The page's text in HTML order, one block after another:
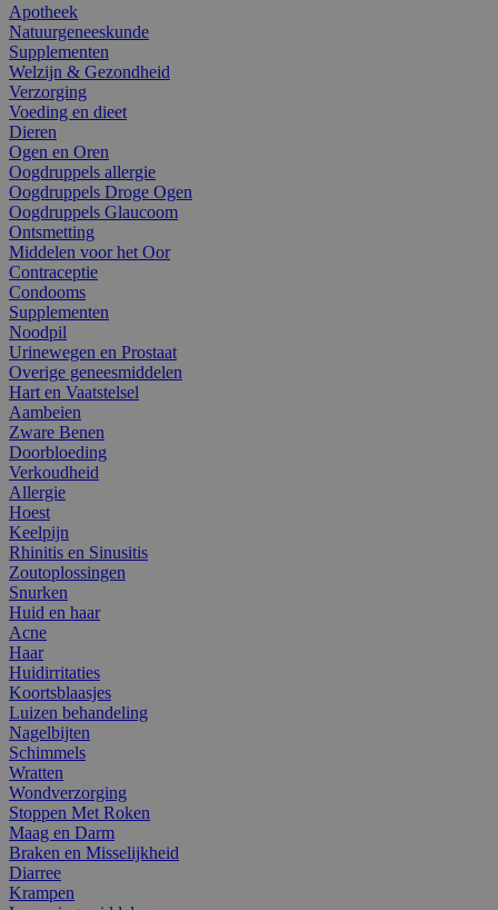
Apotheek
Natuurgeneeskunde
Supplementen
Welzijn & Gezondheid
Verzorging
Voeding en dieet
Dieren
Ogen en Oren
Oogdruppels allergie
Oogdruppels Droge Ogen
Oogdruppels Glaucoom
Ontsmetting
Middelen voor het Oor
Contraceptie
Condooms
Supplementen
Noodpil
Urinewegen en Prostaat
Overige geneesmiddelen
Hart en Vaatstelsel
Aambeien
Zware Benen
Doorbloeding
Verkoudheid
Allergie
Hoest
Keelpijn
Rhinitis en Sinusitis
Zoutoplossingen
Snurken
Huid en haar
Acne
Haar
Huidirritaties
Koortsblaasjes
Luizen behandeling
Nagelbijten
Schimmels
Wratten
Wondverzorging
Stoppen Met Roken
Maag en Darm
Braken en Misselijkheid
Diarree
Krampen